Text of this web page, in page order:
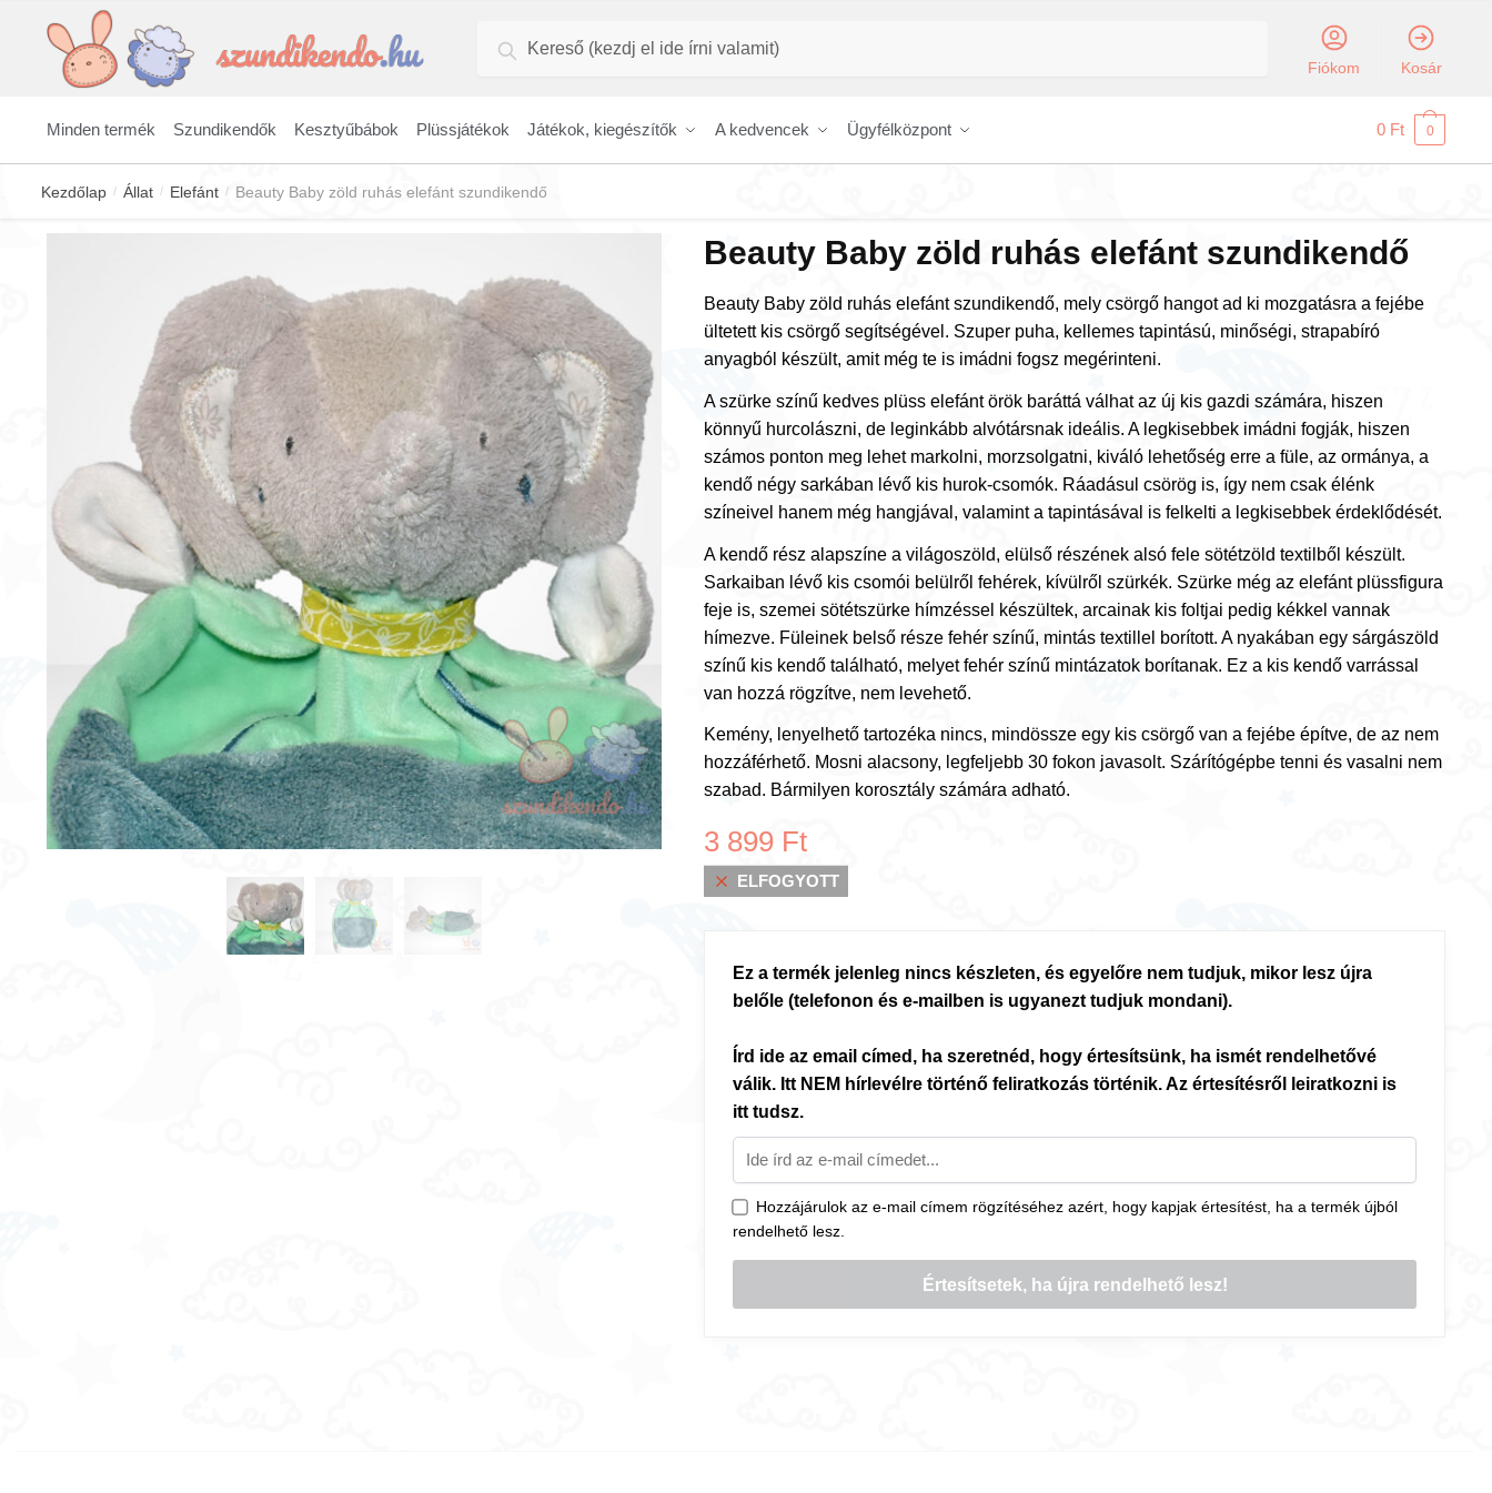
navigation
Keresés
Fiókom Kosár
Minden termék Szundikendők Kesztyűbábok Plüssjátékok Játékok, kiegészítők A kedvencek Ügyfélközpont 0 Ft 0
Kezdőlap / Állat / Elefánt / Beauty Baby zöld ruhás elefánt szundikendő
Beauty Baby zöld ruhás elefánt szundikendő
Beauty Baby zöld ruhás elefánt szundikendő, mely csörgő hangot ad ki mozgatásra a fejébe
ültetett kis csörgő segítségével. Szuper puha, kellemes tapintású, minőségi, strapabíró
anyagból készült, amit még te is imádni fogsz megérinteni.
A szürke színű kedves plüss elefánt örök baráttá válhat az új kis gazdi számára, hiszen
könnyű hurcolászni, de leginkább alvótársnak ideális. A legkisebbek imádni fogják, hiszen
számos ponton meg lehet markolni, morzsolgatni, kiváló lehetőség erre a füle, az ormánya, a
kendő négy sarkában lévő kis hurok-csomók. Ráadásul csörög is, így nem csak élénk
színeivel hanem még hangjával, valamint a tapintásával is felkelti a legkisebbek érdeklődését.
A kendő rész alapszíne a világoszöld, elülső részének alsó fele sötétzöld textilből készült.
Sarkaiban lévő kis csomói belülről fehérek, kívülről szürkék. Szürke még az elefánt plüssfigura
feje is, szemei sötétszürke hímzéssel készültek, arcainak kis foltjai pedig kékkel vannak
hímezve. Füleinek belső része fehér színű, mintás textillel borított. A nyakában egy sárgászöld
színű kis kendő található, melyet fehér színű mintázatok borítanak. Ez a kis kendő varrással
van hozzá rögzítve, nem levehető.
Kemény, lenyelhető tartozéka nincs, mindössze egy kis csörgő van a fejébe építve, de az nem
hozzáférhető. Mosni alacsony, legfeljebb 30 fokon javasolt. Szárítógépbe tenni és vasalni nem
szabad. Bármilyen korosztály számára adható.
3 899 Ft
ELFOGYOTT
Ez a termék jelenleg nincs készleten, és egyelőre nem tudjuk, mikor lesz újra
belőle (telefonon és e-mailben is ugyanezt tudjuk mondani).
Írd ide az email címed, ha szeretnéd, hogy értesítsünk, ha ismét rendelhetővé
válik. Itt NEM hírlevélre történő feliratkozás történik. Az értesítésről leiratkozni is
itt tudsz.
Hozzájárulok az e-mail címem rögzítéséhez azért, hogy kapjak értesítést, ha a termék újból
rendelhető lesz.